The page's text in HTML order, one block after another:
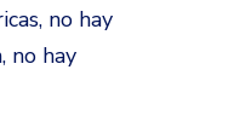
no hay
no hay